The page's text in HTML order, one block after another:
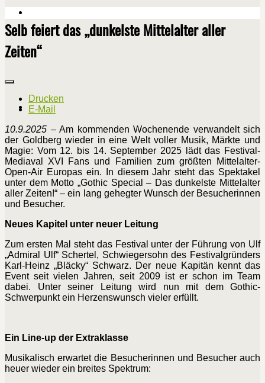
Selb feiert das „dunkelste Mittelalter aller
Zeiten“
Drucken
E-Mail
10.9.2025 – Am kommenden Wochenende verwandelt sich
der Goldberg wieder in eine Welt voller Musik, Märkte und
Magie: Vom 12. bis 14. September 2025 lädt das Festival-
Mediaval XVI Fans und Familien zum größten Mittelalter-
Open-Air Europas ein. In diesem Jahr steht das Spektakel
unter dem Motto „Gothic Special – Das dunkelste Mittelalter
aller Zeiten!“ – ein lang gehegter Wunsch der Besucherinnen
und Besucher.
Neues Kapitel unter neuer Leitung
Zum ersten Mal steht das Festival unter der Führung von Ulf
„Admiral Ulf“ Schertel, Schwiegersohn des Festivalgründers
Karl-Heinz „Bläcky“ Schwarz. Der neue Kapitän kennt das
Event seit vielen Jahren, seit 2009 ist er schon im Team
dabei. Unter seiner Leitung wird nun mit dem Gothic-
Schwerpunkt ein Herzenswunsch vieler erfüllt.
Ein Line-up der Extraklasse
Musikalisch erwartet die Besucherinnen und Besucher auch
heuer wieder ein breites Spektrum: